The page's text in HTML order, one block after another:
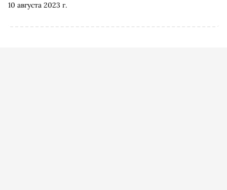
10 августа 2023 г.
ждут мастер-классы от топовых гастроблогеров Василия